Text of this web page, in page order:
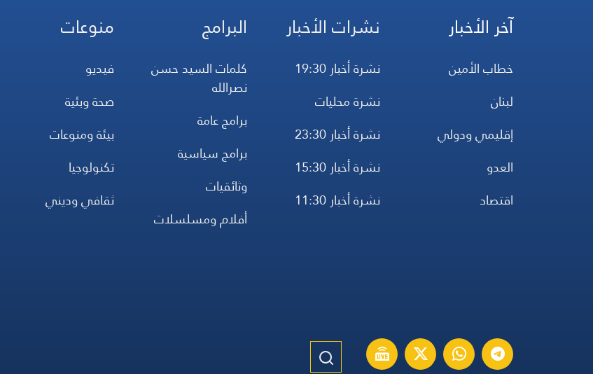
آخر الأخبار
خطاب الأمين
لبنان
إقليمي ودولي
العدو
اقتصاد
نشرات الأخبار
نشرة أخبار 19:30
نشرة محليات
نشرة أخبار 23:30
نشرة أخبار 15:30
نشرة أخبار 11:30
البرامج
كلمات السيد حسن
نصرالله
برامج عامة
برامج سياسية
وثائقيات
أفلام ومسلسلات
منوعات
فيديو
صحة وبئية
بيئة ومنوعات
تكنولوجيا
ثقافي وديني